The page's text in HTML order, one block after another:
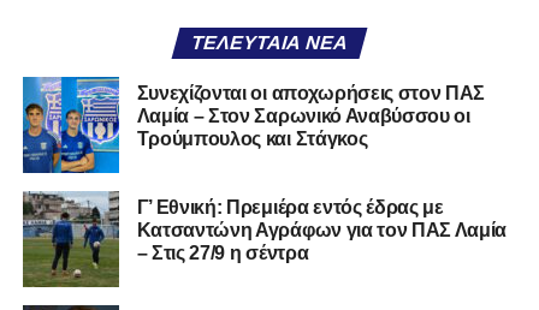
Ακολουθήστε τοlamiara.grστοGoogle Newsγια να
μαθαίνετε πρώτοι τα κυανόλευκα νέα στην Ελλάδα και τον
υπόλοιπο κόσμο. Ακολουθήστε το lamiara.gr στο
Facebook, στο Twitterκαι στοInstagram για να
μαθαίνετε σε χρόνο dt όλα τα νέα.
ΤΕΛΕΥΤΑΊΑ ΝΈΑ
Συνεχίζονται οι αποχωρήσεις στον ΠΑΣ
Λαμία – Στον Σαρωνικό Αναβύσσου οι
Τρούμπουλος και Στάγκος
Γ’ Εθνική: Πρεμιέρα εντός έδρας με
Κατσαντώνη Αγράφων για τον ΠΑΣ Λαμία
– Στις 27/9 η σέντρα